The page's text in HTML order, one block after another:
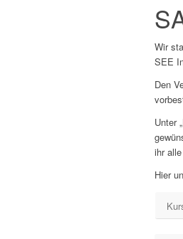
Wir
SEE
Den
Unter
ihr
Hier